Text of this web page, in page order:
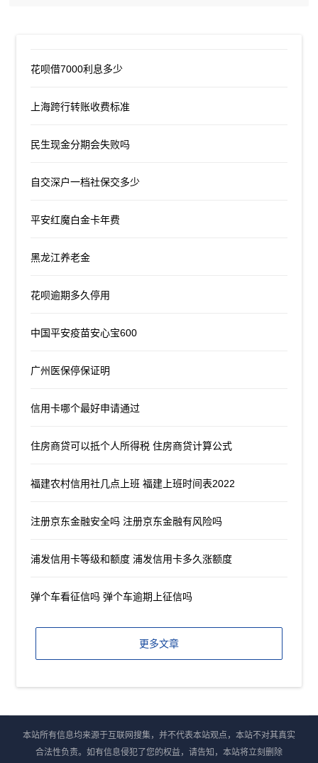
花呗借7000利息多少
上海跨行转账收费标准
民生现金分期会失败吗
自交深户一档社保交多少
平安红魔白金卡年费
黑龙江养老金
花呗逾期多久停用
中国平安疫苗安心宝600
广州医保停保证明
信用卡哪个最好申请通过
住房商贷可以抵个人所得税 住房商贷计算公式
福建农村信用社几点上班 福建上班时间表2022
注册京东金融安全吗 注册京东金融有风险吗
浦发信用卡等级和额度 浦发信用卡多久涨额度
弹个车看征信吗 弹个车逾期上征信吗
更多文章
本站所有信息均来源于互联网搜集，并不代表本站观点，本站不对其真实
合法性负责。如有信息侵犯了您的权益，请告知，本站将立刻删除